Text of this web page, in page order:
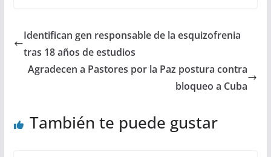
Identifican gen responsable de la esquizofrenia
tras 18 años de estudios
Agradecen a Pastores por la Paz postura contra
bloqueo a Cuba
También te puede gustar